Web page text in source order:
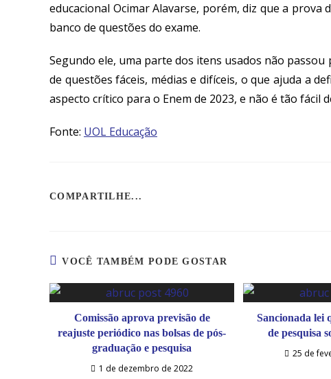
educacional Ocimar Alavarse, porém, diz que a
banco de questões do exame.
Segundo ele, uma parte dos itens usados não
de questões fáceis, médias e difíceis, o que ajuda a
aspecto crítico para o Enem de 2023, e não é tão fácil
Fonte: UOL Educação
COMPARTILHE...
VOCÊ TAMBÉM PODE GOSTAR
Comissão aprova previsão de
reajuste periódico nas bolsas de pós-
graduação e pesquisa
1 de dezembro de 2022
Sancionada lei
de pesquisa
25 de